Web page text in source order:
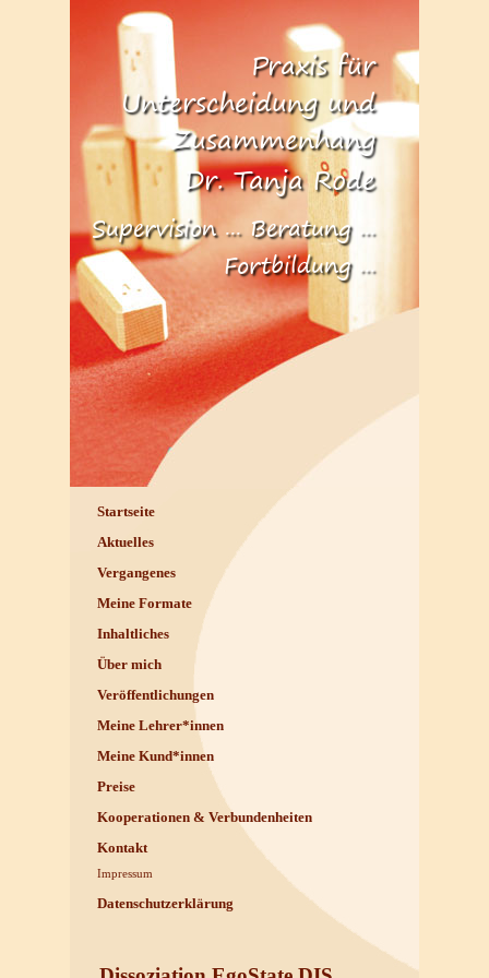
Praxis für
Unterscheidung und
Zusammenhang
Dr. Tanja Rode
Supervision ... Beratung ...
Fortbildung ...
Startseite
Aktuelles
Vergangenes
Meine Formate
Inhaltliches
Über mich
Veröffentlichungen
Meine Lehrer*innen
Meine Kund*innen
Preise
Kooperationen & Verbundenheiten
Kontakt
Impressum
Datenschutzerklärung